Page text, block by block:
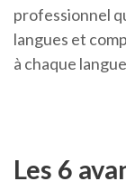
professionnel
langues et
à chaque
Les 6